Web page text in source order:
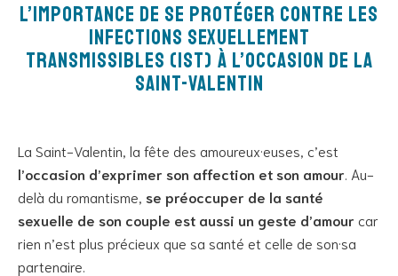
L’importance de se protéger contre les
Infections Sexuellement
Transmissibles (IST) à l’occasion de la
Saint-Valentin
La Saint-Valentin, la fête des amoureux·euses, c’est
l’occasion d’exprimer son affection et son amour . Au-
delà du romantisme, se préoccuper de la santé
sexuelle de son couple est aussi un geste d’amour car
rien n’est plus précieux que sa santé et celle de son·sa
partenaire.